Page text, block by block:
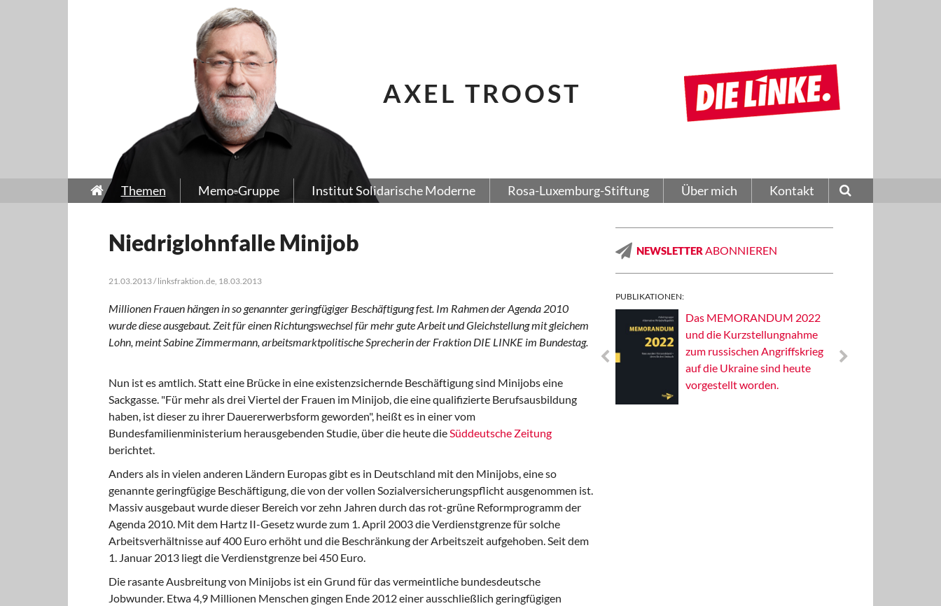
AXEL TROOST
Themen Memo-Gruppe Institut Solidarische Moderne Rosa-Luxemburg-Stiftung Über mich Kontakt
Niedriglohnfalle Minijob
21.03.2013 / linksfraktion.de, 18.03.2013
Millionen Frauen hängen in so genannter geringfügiger Beschäftigung fest. Im Rahmen der Agenda 2010
wurde diese ausgebaut. Zeit für einen Richtungswechsel für mehr gute Arbeit und Gleichstellung mit gleichem
Lohn, meint Sabine Zimmermann, arbeitsmarktpolitische Sprecherin der Fraktion DIE LINKE im Bundestag.
Nun ist es amtlich. Statt eine Brücke in eine existenzsichernde Beschäftigung sind Minijobs eine
Sackgasse. "Für mehr als drei Viertel der Frauen im Minijob, die eine qualifizierte Berufsausbildung
haben, ist dieser zu ihrer Dauererwerbsform geworden", heißt es in einer vom
Bundesfamilienministerium herausgebenden Studie, über die heute dieSüddeutsche Zeitung
berichtet.
Anders als in vielen anderen Ländern Europas gibt es in Deutschland mit den Minijobs, eine so
genannte geringfügige Beschäftigung, die von der vollen Sozialversicherungspflicht ausgenommen ist.
Massiv ausgebaut wurde dieser Bereich vor zehn Jahren durch das rot-grüne Reformprogramm der
Agenda 2010. Mit dem Hartz II-Gesetz wurde zum 1. April 2003 die Verdienstgrenze für solche
Arbeitsverhältnisse auf 400 Euro erhöht und die Beschränkung der Arbeitszeit aufgehoben. Seit dem
1. Januar 2013 liegt die Verdienstgrenze bei 450 Euro.
Die rasante Ausbreitung von Minijobs ist ein Grund für das vermeintliche bundesdeutsche
Jobwunder. Etwa 4,9 Millionen Menschen gingen Ende 2012 einer ausschließlich geringfügigen
NEWSLETTER ABONNIEREN
PUBLIKATIONEN:
Solidarisches EUropa -
Mosaiklinke Perspektiven
Das MEMORANDUM 2022
und die Kurzstellungnahme
zum russischen Angriffskrieg
auf die Ukraine sind heute
vorgestellt worden.